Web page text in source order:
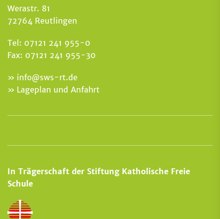
Werastr. 81
72764 Reutlingen
Tel: 07121 241 955-0
Fax: 07121 241 955-30
info@sws-rt.de
Lageplan und Anfahrt
In Trägerschaft der Stiftung Katholische Freie
Schule